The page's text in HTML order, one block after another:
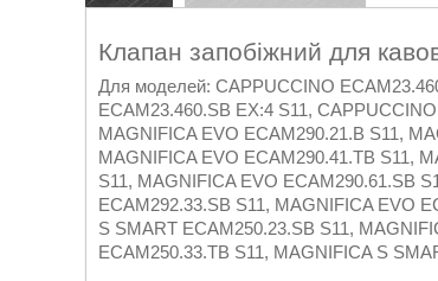
Клапан запобіжний для
Для моделей: CAPPUCCINO
ECAM23.460.SB EX:4 S11,
MAGNIFICA EVO ECAM290.21.B S11,
MAGNIFICA EVO ECAM290.41.TB S11,
S11, MAGNIFICA EVO ECAM290.61.SB
ECAM292.33.SB S11, MAGNIFICA EVO
S SMART ECAM250.23.SB S11,
ECAM250.33.TB S11, MAGNIFICA S